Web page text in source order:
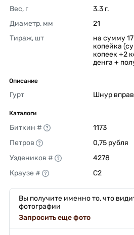
Вес, г
3.3 г.
Диаметр, мм
21
Тираж, шт
на сумму
копейка
копеек +2
денга +
Описание
Гурт Шнур
Каталоги
Биткин #
1173
Петров
0,75 рубля
Уздеников #
4278
Краузе #
C2
Вы получите именно то, что
фотографии
Запросить еще фото